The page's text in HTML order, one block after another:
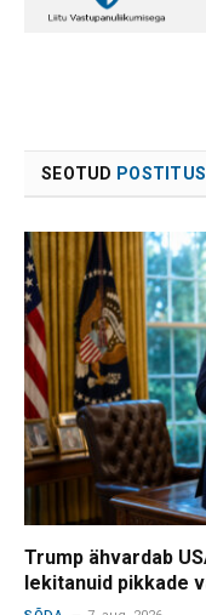
SEOTUD
Trump ähvardab
lekitanuid pikkade